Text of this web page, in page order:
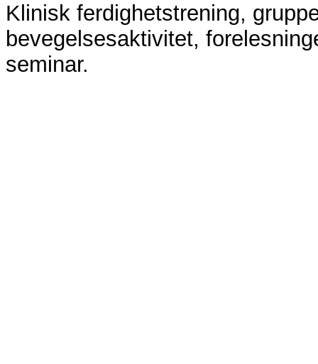
Klinisk ferdighetstrening,
bevegelsesaktivitet,
seminar.